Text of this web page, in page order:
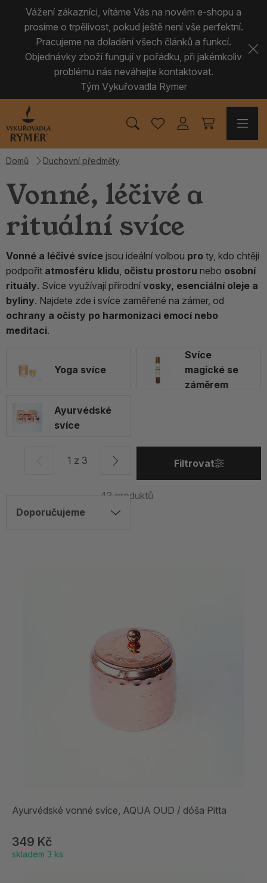
Vážení zákazníci, vítáme Vás na novém e-shopu a
prosíme o trpělivost, pokud ještě není vše perfektní.
Pracujeme na doladění všech článků a funkcí.
Objednávky zboží fungují v pořádku, při jakémkoliv
problému nás neváhejte kontaktovat.
Tým Vykuřovadla Rymer
Domů Duchovní předměty
Vonné, léčivé a
rituální svíce
Vonné a léčivé svíce jsou ideální volbou pro ty, kdo chtějí
podpořit atmosféru klidu, očistu prostoru nebo osobní
rituály. Svíce využívají přírodní vosky, esenciální oleje a
byliny. Najdete zde i svíce zaměřené na zámer, od
ochrany a očisty po harmonizaci emocí nebo
meditaci.
Yoga svíce
Svíce
magické se
záměrem
Ayurvédské
svíce
43 produktů
1 z 3 Filtrovat
Ayurvédské vonné svíce, AQUA OUD / dóša Pitta
349 Kč
skladem 3 ks